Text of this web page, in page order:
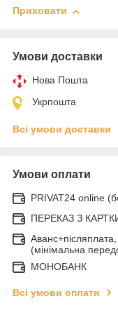
Приховати
Умови доставки
Нова Пошта
Укрпошта
Всі умови доставки
Умови оплати
PRIVAT24 online
ПЕРЕКАЗ З
(мінімальна
МОНОБАНК
Всі умови оплати